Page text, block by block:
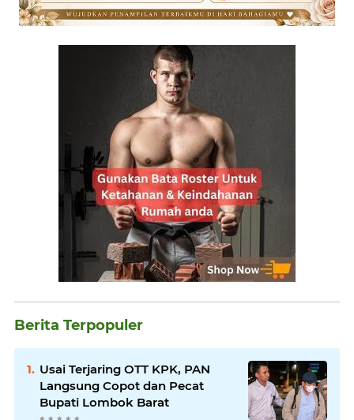
Berita Terpopuler
Usai Terjaring OTT KPK, PAN
Langsung Copot dan Pecat
Bupati Lombok Barat